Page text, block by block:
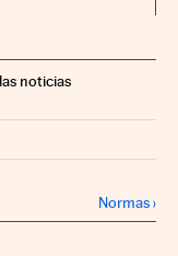
noticias
Normas›